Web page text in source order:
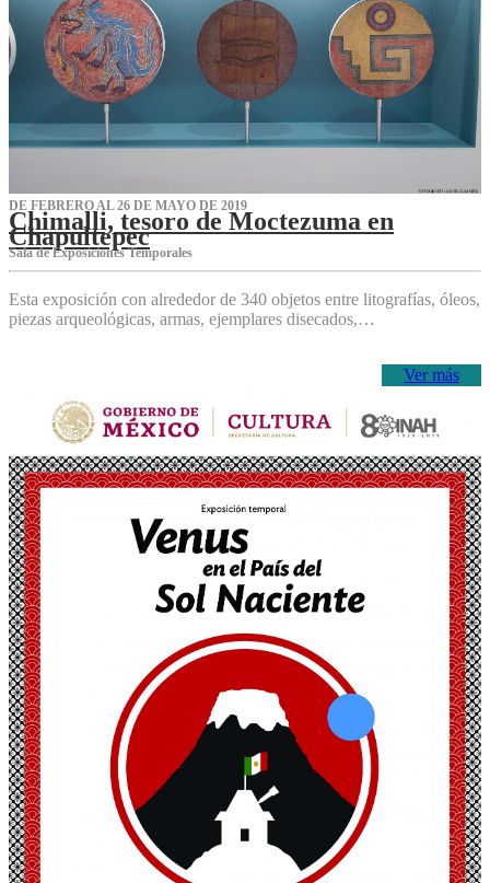
DE FEBRERO AL 26 DE MAYO DE 2019
Chimalli, tesoro de Moctezuma en
Chapultepec
Sala de Exposiciones Temporales
Esta exposición con alrededor de 340 objetos entre litografías, óleos,
piezas arqueológicas, armas, ejemplares disecados,…
Ver más